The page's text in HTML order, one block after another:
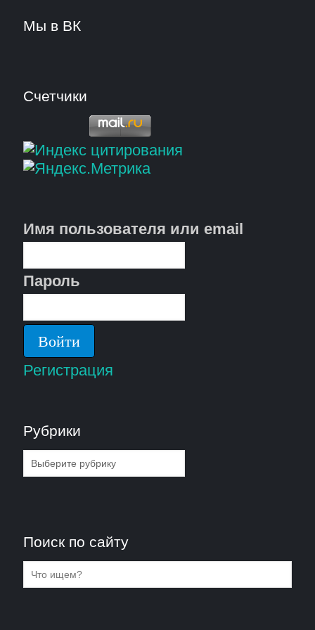
Мы в ВК
Счетчики
Имя пользователя или email
Пароль
Регистрация
Рубрики
Рубрики
Поиск по сайту